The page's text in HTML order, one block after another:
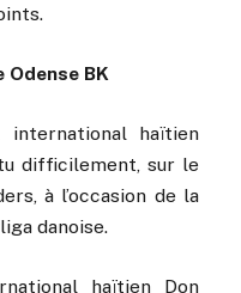
Odense BK
international haïtien
difficilement, sur le
à l’occasion de la
danoise.
haïtien Don